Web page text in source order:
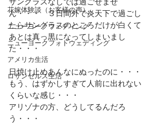
花嫁体験談（お客様の声）
ニューヨークウェディング
ニューヨークフォトウェディング
アメリカ生活
ロサンゼルス生活
ん・・・　３日間外で炎天下で過ごし
たらサングラスのところだけが白くて
あとは真っ黒になってしまいまし
た・・・
日焼け止めあんなにぬったのに・・・
もう、はずかしすぎて人前に出れない
くらいな感じ・・・
アリゾナの方、どうしてるんだろ
う・・・